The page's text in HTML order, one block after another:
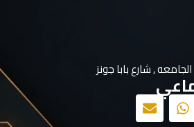
, شارع بابا جونز